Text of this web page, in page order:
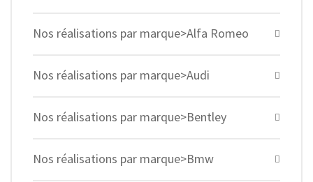
Nos réalisations par marque>Alfa Romeo
Nos réalisations par marque>Audi
Nos réalisations par marque>Bentley
Nos réalisations par marque>Bmw